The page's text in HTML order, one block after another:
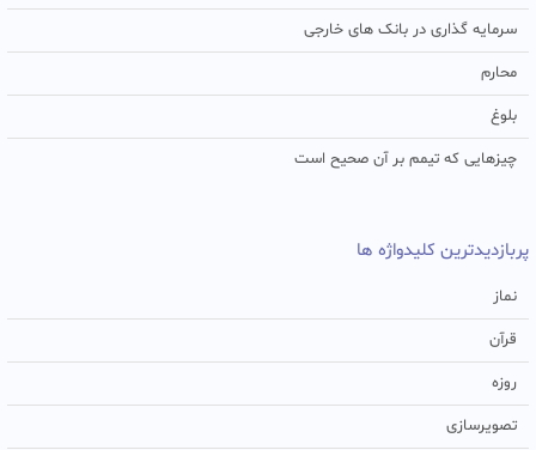
سرمایه گذاری در بانک های خارجی
محارم
بلوغ
چیزهایی که تیمم بر آن صحیح است
پربازدیدترین کلیدواژه ها
نماز
قرآن
روزه
تصویرسازی